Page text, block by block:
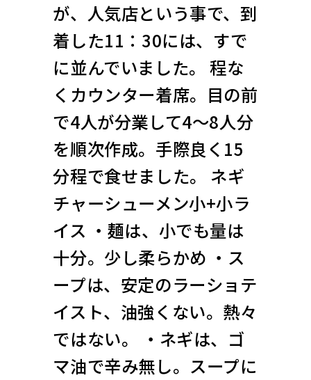
が、人気店という事で、到
着した11：30には、すで
に並んでいました。 程な
くカウンター着席。目の前
で4人が分業して4〜8人分
を順次作成。手際良く15
分程で食せました。 ネギ
チャーシューメン小+小ラ
イス ・麺は、小でも量は
十分。少し柔らかめ ・ス
ープは、安定のラーショテ
イスト、油強くない。熱々
ではない。 ・ネギは、ゴ
マ油で辛み無し。スープに